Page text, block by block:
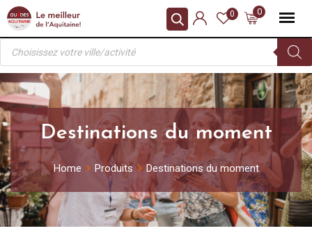
Skip
content
0
0
Recherche
produits
Destinations du moment
Home Produits Destinations du moment